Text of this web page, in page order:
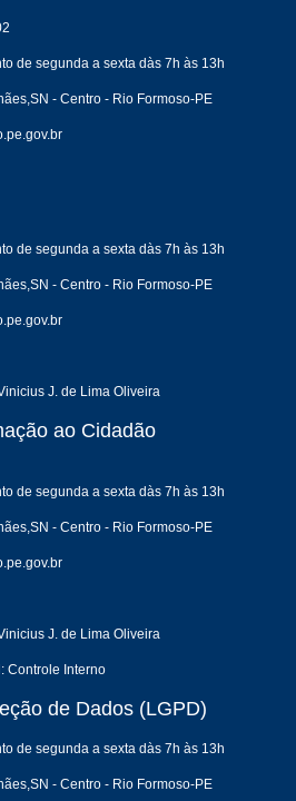
de segunda a sexta dàs 7h às 13h
- Centro - Rio Formoso-PE
de segunda a sexta dàs 7h às 13h
- Centro - Rio Formoso-PE
J. de Lima Oliveira
ao Cidadão
de segunda a sexta dàs 7h às 13h
- Centro - Rio Formoso-PE
J. de Lima Oliveira
Controle Interno
de Dados (LGPD)
de segunda a sexta dàs 7h às 13h
- Centro - Rio Formoso-PE